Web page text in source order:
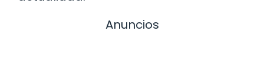
Anuncios